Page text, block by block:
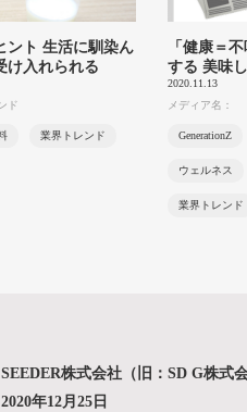
ント 生活に馴染ん
け入れられる
ド
業界トレンド
「健康＝
する 美味
2020.11.13
メディア名：
GenerationZ
ウェルネス
業界トレンド
SEEDER株式会社（旧：SD G株式会
2020年12月25日